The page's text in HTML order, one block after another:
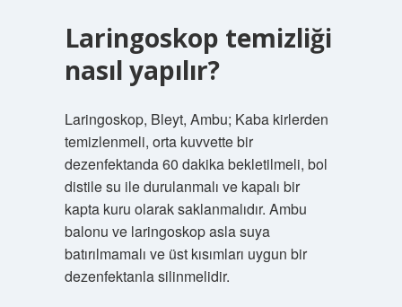
Laringoskop temizliği
nasıl yapılır?
Laringoskop, Bleyt, Ambu; Kaba kirlerden
temizlenmeli, orta kuvvette bir
dezenfektanda 60 dakika bekletilmeli, bol
distile su ile durulanmalı ve kapalı bir
kapta kuru olarak saklanmalıdır. Ambu
balonu ve laringoskop asla suya
batırılmamalı ve üst kısımları uygun bir
dezenfektanla silinmelidir.